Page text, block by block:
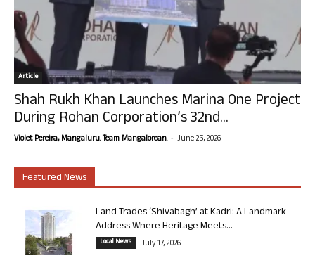
Article
Shah Rukh Khan Launches Marina One Project
During Rohan Corporation’s 32nd...
Violet Pereira, Mangaluru. Team Mangalorean. - June 25, 2026
Featured News
Land Trades ‘Shivabagh’ at Kadri: A Landmark
Address Where Heritage Meets...
Local News July 17, 2026